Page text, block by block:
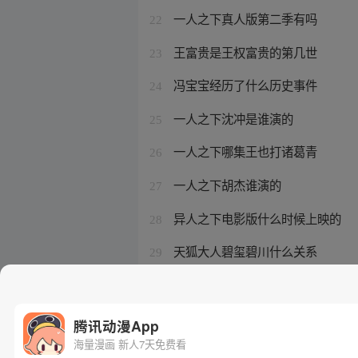
22 一人之下真人版第二季有吗
23 王富贵是王权富贵的第几世
24 冯宝宝经历了什么历史事件
25 一人之下沈冲是谁演的
26 一人之下哪集王也打诸葛青
27 一人之下胡杰谁演的
28 异人之下电影版什么时候上映的
29 天狐大人碧玺碧川什么关系
腾讯动漫App
海量漫画 新人7天免费看